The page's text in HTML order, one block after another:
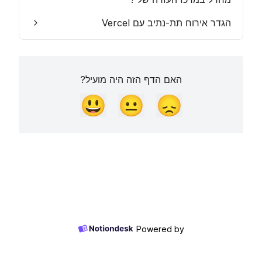
הגדר אירוח תת-נתיב עם Vercel
האם הדף הזה היה מועיל?
😞
😐
😃
Powered by